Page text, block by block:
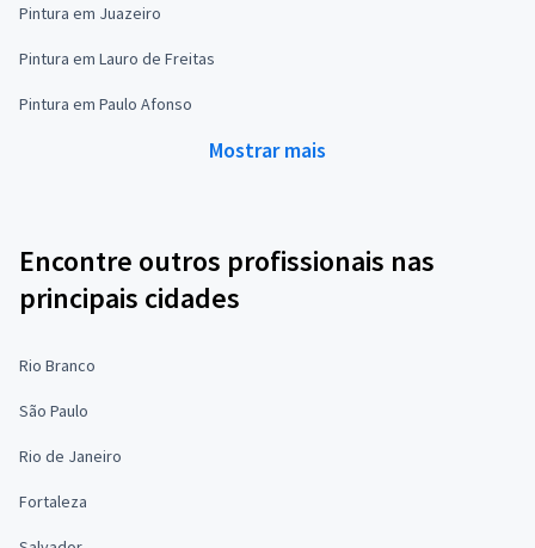
Pintura em Juazeiro
Pintura em Lauro de Freitas
Pintura em Paulo Afonso
Mostrar mais
Encontre outros profissionais nas
principais cidades
Rio Branco
São Paulo
Rio de Janeiro
Fortaleza